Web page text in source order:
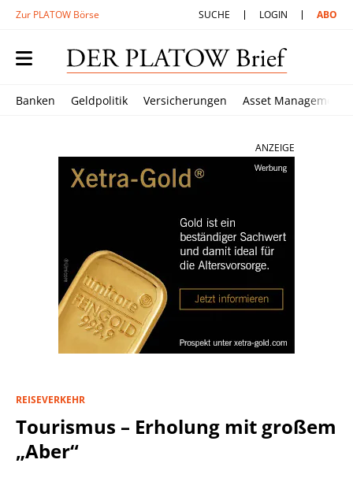
Zur PLATOW Börse SUCHE LOGIN ABO
Banken Geldpolitik Versicherungen Asset Management
ANZEIGE
REISEVERKEHR
Tourismus – Erholung mit großem
„Aber“